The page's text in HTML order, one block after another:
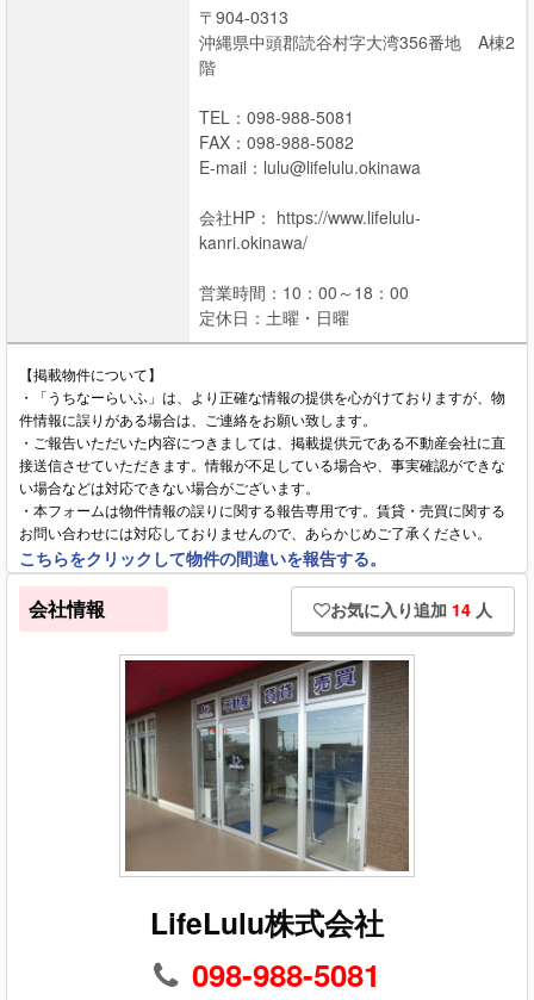
〒904-0313
沖縄県中頭郡読谷村字大湾356番地 A棟2
階
TEL：098-988-5081
FAX：098-988-5082
E-mail：lulu@lifelulu.okinawa
会社HP： https://www.lifelulu-
kanri.okinawa/
営業時間：10：00～18：00
定休日：土曜・日曜
【掲載物件について】
・「うちなーらいふ」は、より正確な情報の提供を心がけておりますが、物
件情報に誤りがある場合は、ご連絡をお願い致します。
・ご報告いただいた内容につきましては、掲載提供元である不動産会社に直
接送信させていただきます。情報が不足している場合や、事実確認ができな
い場合などは対応できない場合がございます。
・本フォームは物件情報の誤りに関する報告専用です。賃貸・売買に関する
お問い合わせには対応しておりませんので、あらかじめご了承ください。
こちらをクリックして物件の間違いを報告する。
会社情報 お気に入り追加 14 人
LifeLulu株式会社
098-988-5081